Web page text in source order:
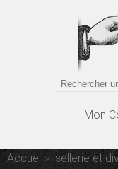
Mon
Accueil
sellerie et